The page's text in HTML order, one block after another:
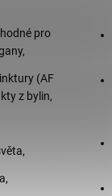
pro
(AF
z bylin,